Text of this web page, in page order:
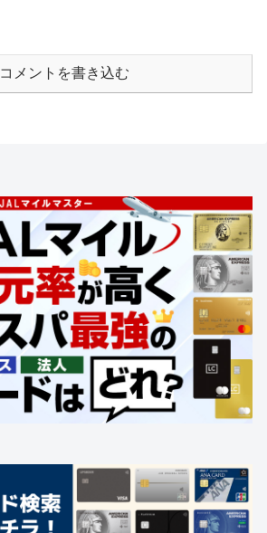
コメントを書き込む